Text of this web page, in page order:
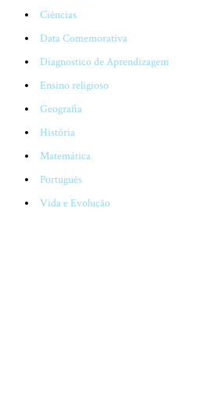
Ciências
Data Comemorativa
Diagnostico de Aprendizagem
Ensino religioso
Geografia
História
Matemática
Português
Vida e Evolução